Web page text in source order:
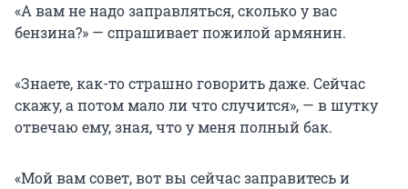
«А вам не надо заправляться, сколько у вас
бензина?» — спрашивает пожилой армянин.
«Знаете, как-то страшно говорить даже. Сейчас
скажу, а потом мало ли что случится», — в шутку
отвечаю ему, зная, что у меня полный бак.
«Мой вам совет, вот вы сейчас заправитесь и